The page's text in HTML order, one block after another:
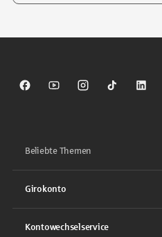
Sparkasse auf Facebook
Sparkasse auf Youtube
Sparkasse auf
Sparkasse
Beliebte Themen
Girokonto
Kontowechselservice